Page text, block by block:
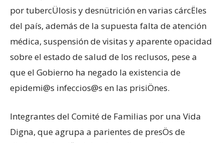
por tubercÜlosis y desnütrición en varias cárcËles
del país, además de la supuesta falta de atención
médica, suspensión de visitas y aparente opacidad
sobre el estado de salud de los reclusos, pese a
que el Gobierno ha negado la existencia de
epidemi@s infeccios@s en las prisiÖnes.
Integrantes del Comité de Familias por una Vida
Digna, que agrupa a parientes de presÖs de